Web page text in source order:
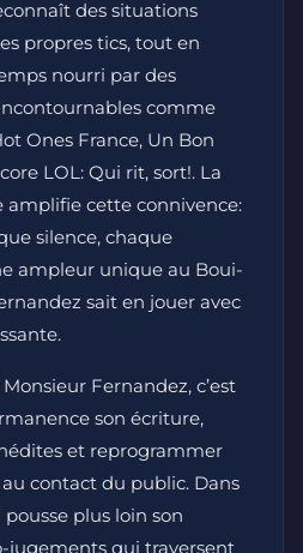
des situations
propres tics, tout en
nourri par des
comme
Ones France, Un Bon
LOL: Qui rit, sort!. La
amplifie cette connivence:
silence, chaque
ampleur unique au Boui-
sait en jouer avec
Fernandez, c’est
son écriture,
et reprogrammer
contact du public. Dans
pousse plus loin son
jugements qui traversent